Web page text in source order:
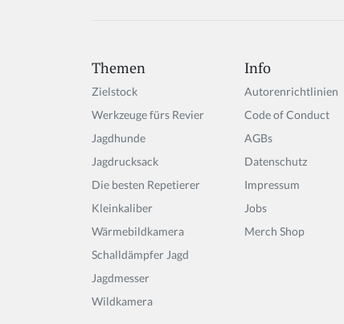
Themen
Zielstock
Werkzeuge fürs Revier
Jagdhunde
Jagdrucksack
Die besten Repetierer
Kleinkaliber
Wärmebildkamera
Schalldämpfer Jagd
Jagdmesser
Wildkamera
Info
Autorenrichtlinien
Code of Conduct
AGBs
Datenschutz
Impressum
Jobs
Merch Shop